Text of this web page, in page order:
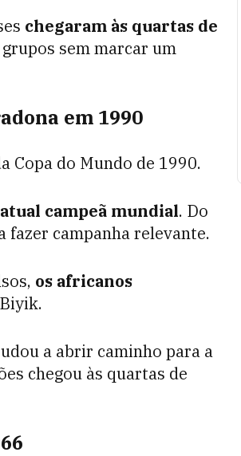
chegaram às quartas de
sem marcar um
em 1990
Copa do Mundo de 1990.
campeã mundial. Do
fazer campanha relevante.
os africanos
a abrir caminho para a
chegou às quartas de